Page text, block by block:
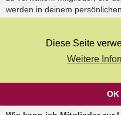
Diese Seite
Weitere
OK
werden in deinem
aufgelistet. Du siehst dort
schnell eine Private
den du verwendest, können
hervorgehoben sein. Wenn